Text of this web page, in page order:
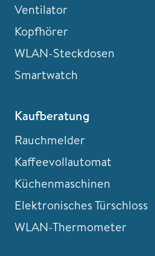
Ventilator
Kopfhörer
WLAN-Steckdosen
Smartwatch
Kaufberatung
Rauchmelder
Kaffeevollautomat
Küchenmaschinen
Elektronisches Türschloss
WLAN-Thermometer